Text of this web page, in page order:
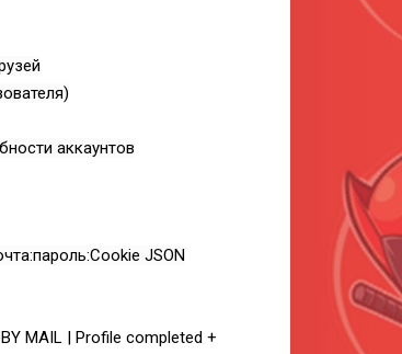
аккаунтов
JSON
MAIL | Profile completed +